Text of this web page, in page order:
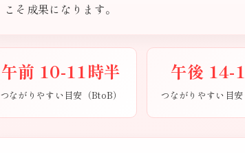
こそ成果になります。
午前 10-11時半
つながりやすい目安（BtoB）
午後 14-
つながりやすい目安